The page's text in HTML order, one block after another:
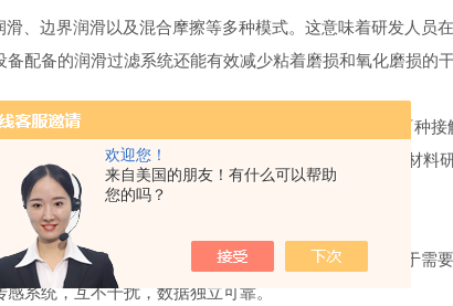
欢迎您！
来自美国的朋友！有什么可以帮助
您的吗？
边界润滑以及混合摩擦等多种模式。这意味着研发人员
配备的润滑过滤系统还能有效减少粘着磨损和氧化磨损的
指标。TE566多工位环块试验机提供套片和无套片两种
加工一个台阶便于夹紧。这种低门槛的试样要求，让材料
的测试工位，分布在同一根旋转轴上同时运转。对于需
系统，互不干扰，数据独立可靠。